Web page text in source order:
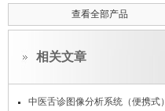
查看全部产品
相关文章
中医舌诊图像分析系统（便携式）